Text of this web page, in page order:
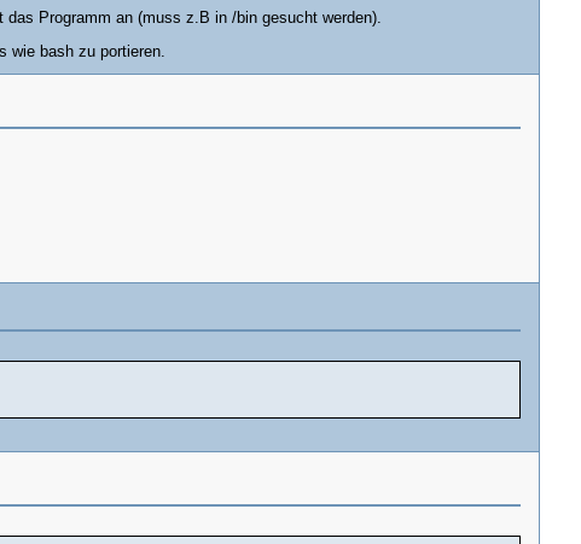
Programm an (muss z.B in /bin gesucht werden).
wie bash zu portieren.